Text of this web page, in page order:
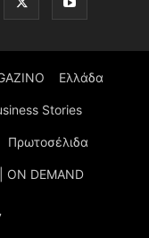
Ελλάδα
Stories
Πρωτοσέλιδα
ON DEMAND